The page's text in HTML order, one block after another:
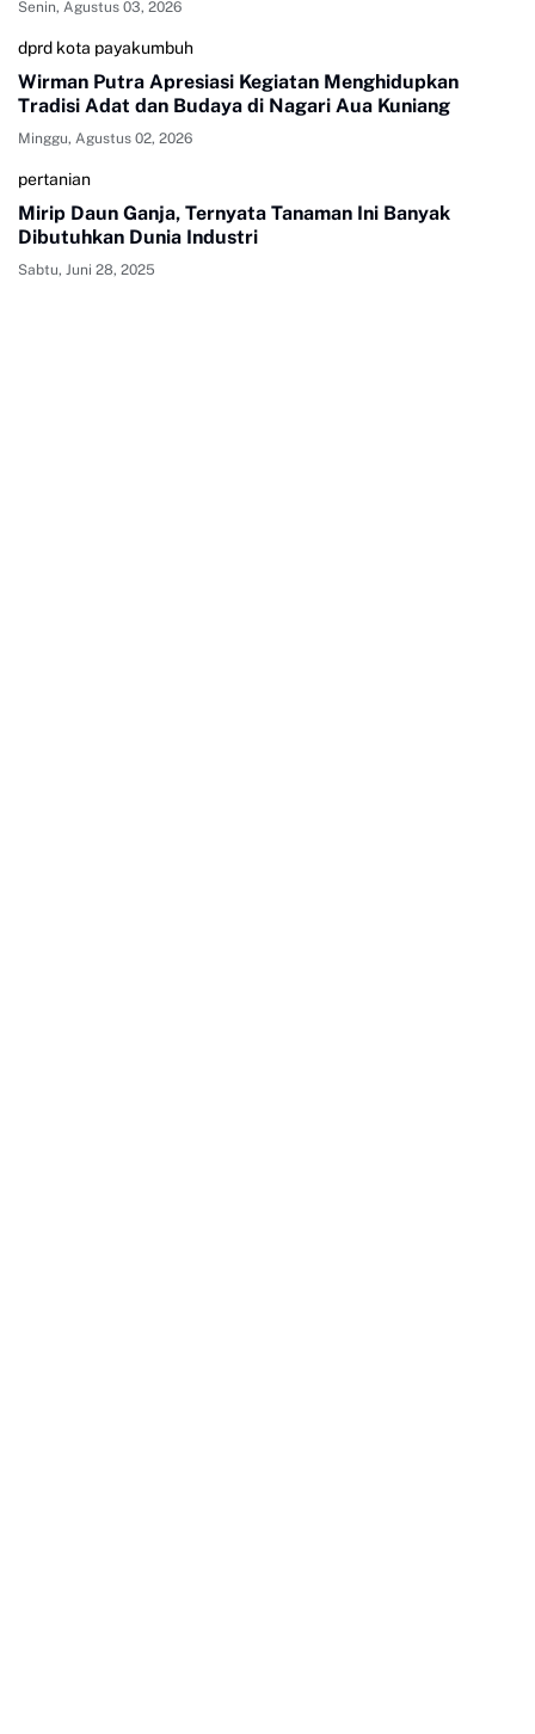
Senin, Agustus 03, 2026
dprd kota payakumbuh
Wirman Putra Apresiasi Kegiatan Menghidupkan
Tradisi Adat dan Budaya di Nagari Aua Kuniang
Minggu, Agustus 02, 2026
pertanian
Mirip Daun Ganja, Ternyata Tanaman Ini Banyak
Dibutuhkan Dunia Industri
Sabtu, Juni 28, 2025